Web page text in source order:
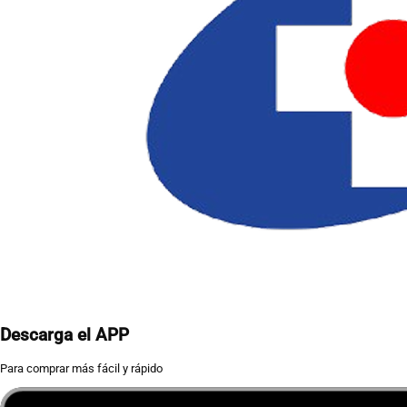
Descarga el APP
Para comprar más fácil y rápido